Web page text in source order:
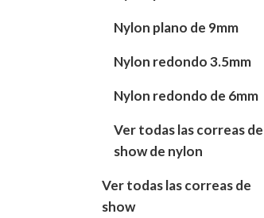
Nylon plano de 9mm
Nylon redondo 3.5mm
Nylon redondo de 6mm
Ver todas las correas de
show de nylon
Ver todas las correas de
show